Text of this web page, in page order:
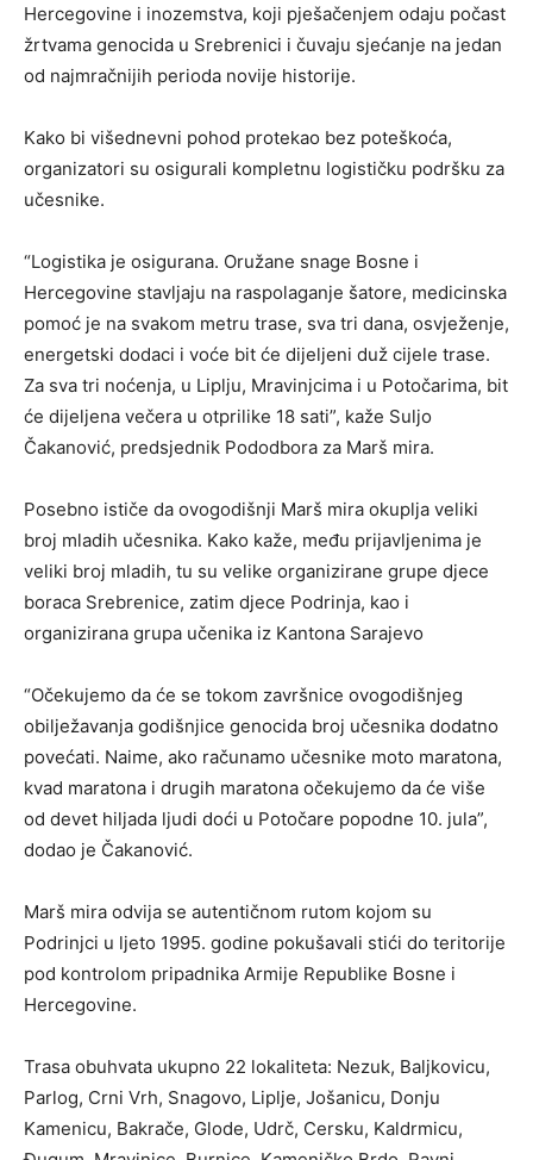
Hercegovine i inozemstva, koji pješačenjem odaju počast
žrtvama genocida u Srebrenici i čuvaju sjećanje na jedan
od najmračnijih perioda novije historije.
Kako bi višednevni pohod protekao bez poteškoća,
organizatori su osigurali kompletnu logističku podršku za
učesnike.
“Logistika je osigurana. Oružane snage Bosne i
Hercegovine stavljaju na raspolaganje šatore, medicinska
pomoć je na svakom metru trase, sva tri dana, osvježenje,
energetski dodaci i voće bit će dijeljeni duž cijele trase.
Za sva tri noćenja, u Liplju, Mravinjcima i u Potočarima, bit
će dijeljena večera u otprilike 18 sati”, kaže Suljo
Čakanović, predsjednik Pododbora za Marš mira.
Posebno ističe da ovogodišnji Marš mira okuplja veliki
broj mladih učesnika. Kako kaže, među prijavljenima je
veliki broj mladih, tu su velike organizirane grupe djece
boraca Srebrenice, zatim djece Podrinja, kao i
organizirana grupa učenika iz Kantona Sarajevo
“Očekujemo da će se tokom završnice ovogodišnjeg
obilježavanja godišnjice genocida broj učesnika dodatno
povećati. Naime, ako računamo učesnike moto maratona,
kvad maratona i drugih maratona očekujemo da će više
od devet hiljada ljudi doći u Potočare popodne 10. jula”,
dodao je Čakanović.
Marš mira odvija se autentičnom rutom kojom su
Podrinjci u ljeto 1995. godine pokušavali stići do teritorije
pod kontrolom pripadnika Armije Republike Bosne i
Hercegovine.
Trasa obuhvata ukupno 22 lokaliteta: Nezuk, Baljkovicu,
Parlog, Crni Vrh, Snagovo, Liplje, Jošanicu, Donju
Kamenicu, Bakrače, Glode, Udrč, Cersku, Kaldrmicu,